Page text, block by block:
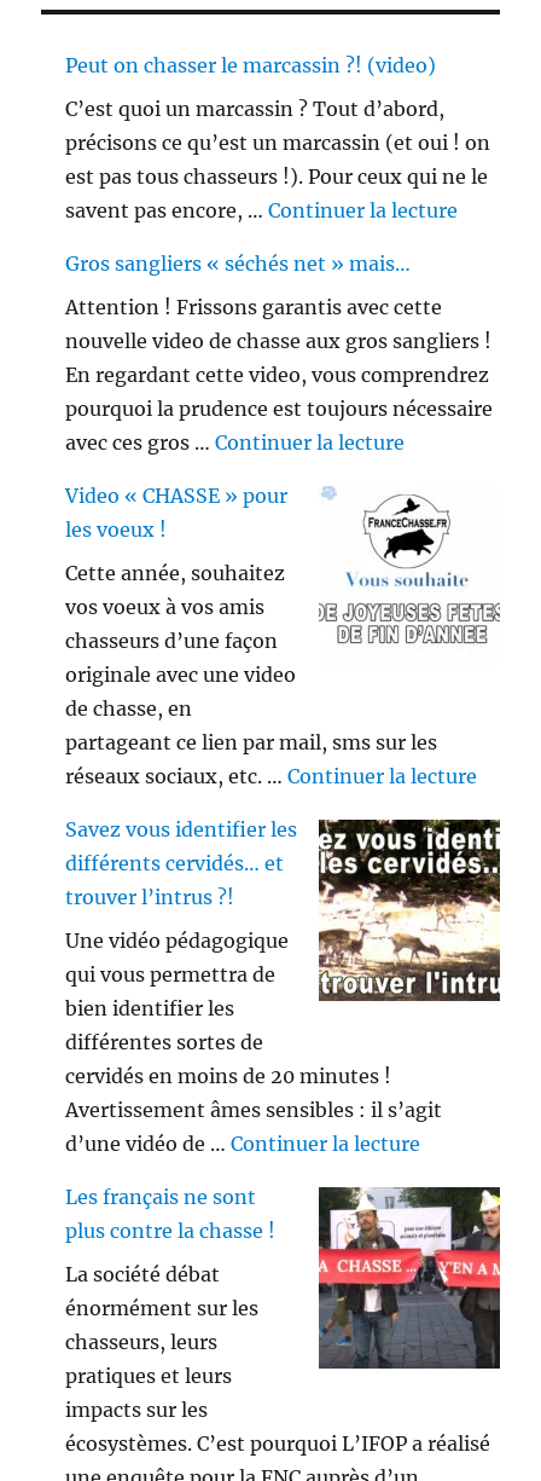
Peut on chasser le marcassin ?! (video)
C’est quoi un marcassin ? Tout d’abord,
précisons ce qu’est un marcassin (et oui ! on
est pas tous chasseurs !). Pour ceux qui ne le
savent pas encore, …Continuer la lecture
Gros sangliers « séchés net » mais…
Attention ! Frissons garantis avec cette
nouvelle video de chasse aux gros sangliers !
En regardant cette video, vous comprendrez
pourquoi la prudence est toujours nécessaire
avec ces gros …Continuer la lecture
Video « CHASSE » pour
les voeux !
Cette année, souhaitez
vos voeux à vos amis
chasseurs d’une façon
originale avec une video
de chasse, en
partageant ce lien par mail, sms sur les
réseaux sociaux, etc. …Continuer la lecture
Savez vous identifier les
différents cervidés… et
trouver l’intrus ?!
Une vidéo pédagogique
qui vous permettra de
bien identifier les
différentes sortes de
cervidés en moins de 20 minutes !
Avertissement âmes sensibles : il s’agit
d’une vidéo de …Continuer la lecture
Les français ne sont
plus contre la chasse !
La société débat
énormément sur les
chasseurs, leurs
pratiques et leurs
impacts sur les
écosystèmes. C’est pourquoi L’IFOP a réalisé